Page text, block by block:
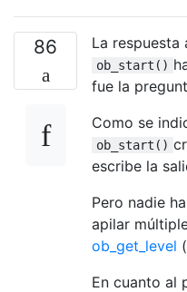
86 La respuesta
ob_start()
fue la
Como se
ob_start()
escribe la
Pero nadie
apilar
ob_get_level
En cuanto al